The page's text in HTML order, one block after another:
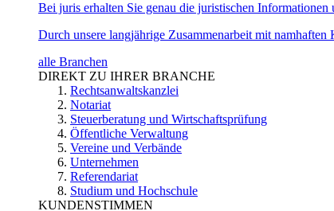
Bei juris erhalten Sie genau die juristischen
Durch unsere langjährige Zusammenarbeit mit
alle Branchen
DIREKT ZU IHRER BRANCHE
Rechtsanwaltskanzlei
Notariat
Steuerberatung und Wirtschaftsprüfung
Öffentliche Verwaltung
Vereine und Verbände
Unternehmen
Referendariat
Studium und Hochschule
KUNDENSTIMMEN